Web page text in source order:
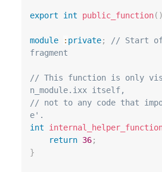
export int public_function( )
module : private;
// Start of
fragment
// This function is only
n_module.ixx itself,
// not to any code that
e'.
int
return 36;
}